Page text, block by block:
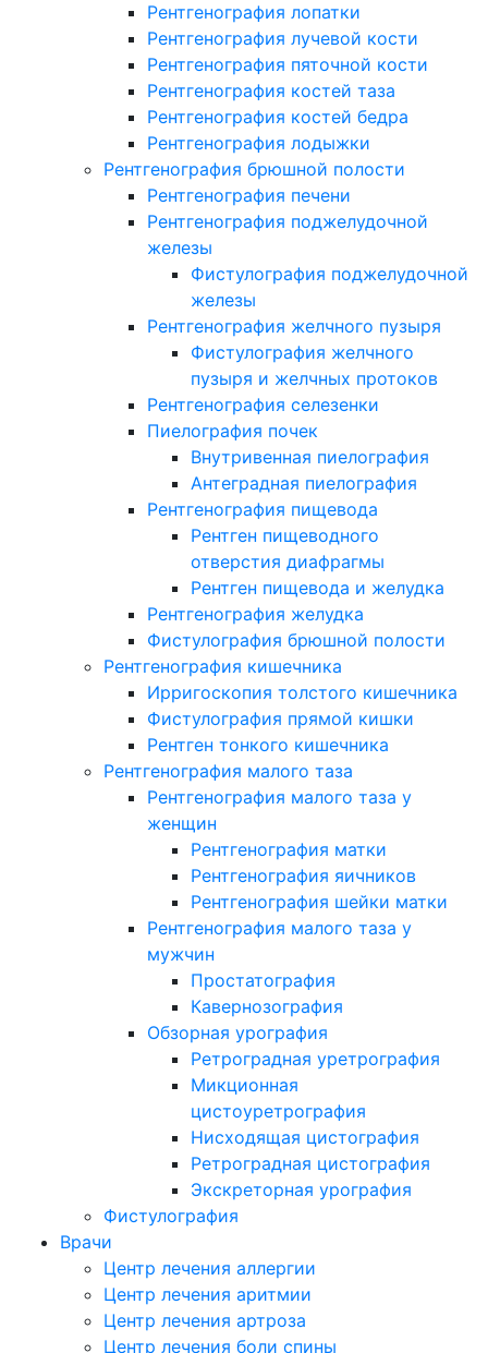
Рентгенография лопатки
Рентгенография лучевой кости
Рентгенография пяточной кости
Рентгенография костей таза
Рентгенография костей бедра
Рентгенография лодыжки
Рентгенография брюшной полости
Рентгенография печени
Рентгенография поджелудочной
железы
Фистулография поджелудочной
железы
Рентгенография желчного пузыря
Фистулография желчного
пузыря и желчных протоков
Рентгенография селезенки
Пиелография почек
Внутривенная пиелография
Антеградная пиелография
Рентгенография пищевода
Рентген пищеводного
отверстия диафрагмы
Рентген пищевода и желудка
Рентгенография желудка
Фистулография брюшной полости
Рентгенография кишечника
Ирригоскопия толстого кишечника
Фистулография прямой кишки
Рентген тонкого кишечника
Рентгенография малого таза
Рентгенография малого таза у
женщин
Рентгенография матки
Рентгенография яичников
Рентгенография шейки матки
Рентгенография малого таза у
мужчин
Простатография
Кавернозография
Обзорная урография
Ретроградная уретрография
Микционная
цистоуретрография
Нисходящая цистография
Ретроградная цистография
Экскреторная урография
Фистулография
Врачи
Центр лечения аллергии
Центр лечения аритмии
Центр лечения артроза
Центр лечения боли спины